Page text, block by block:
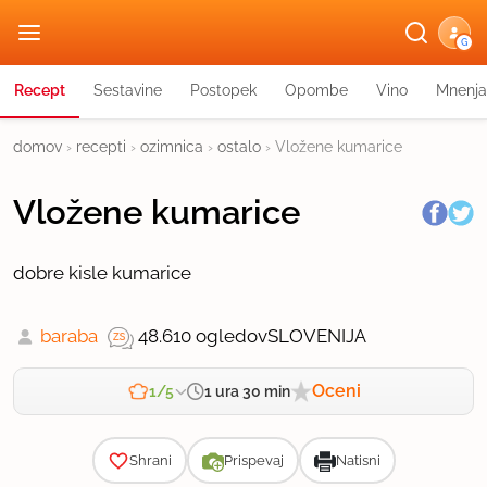
G
Recept Sestavine Postopek Opombe Vino Mnenja
domov › recepti › ozimnica › ostalo › Vložene kumarice
Vložene kumarice
dobre kisle kumarice
baraba 48.610 ogledovSLOVENIJA
1/5 1 ura 30 min Oceni
Shrani Prispevaj Natisni